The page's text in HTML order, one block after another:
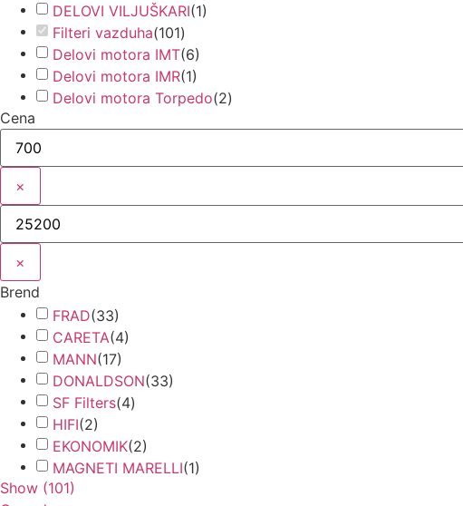
DELOVI VILJUŠKARI(1)
Filteri vazduha(101)
Delovi motora IMT(6)
Delovi motora IMR(1)
Delovi motora Torpedo(2)
Cena
×
×
Brend
FRAD(33)
CARETA(4)
MANN(17)
DONALDSON(33)
SF Filters(4)
HIFI(2)
EKONOMIK(2)
MAGNETI MARELLI(1)
Show (101)